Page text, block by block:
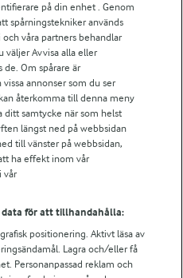
på din enhet . Genom
spårningstekniker används
våra partners behandlar
väljer Avvisa alla eller
de. Om spårare är
annonser som du ser
återkomma till denna meny
ditt samtycke när som helst
längst ned på webbsidan
till vänster på webbsidan,
ha effekt inom vår
vår
data för att tillhandahålla:
positionering. Aktivt läsa av
Lagra och/eller få
Personanpassad reklam och